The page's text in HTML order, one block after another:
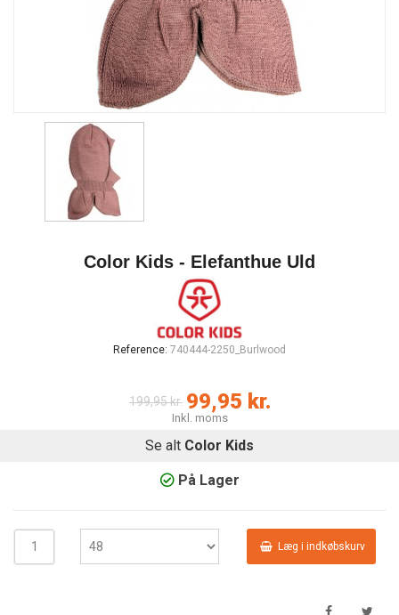
Color Kids - Elefanthue Uld
Reference: 740444-2250_Burlwood
199,95 kr. 99,95 kr.
Inkl. moms
Se alt Color Kids
På Lager
Læg i indkøbskurv